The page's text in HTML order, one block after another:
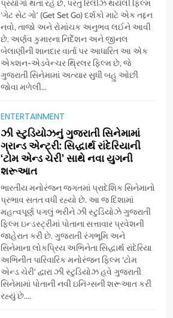
પ્રયોગો થતા રહે છે, પરંતુ રિલીઝ થયેલી ફિલ્મ
‘ગેટ સેટ ગો’ (Get Set Go) દર્શકો માટે એક તદ્દન
નવો, તાજો અને રોમાંચક અનુભવ લઈને આવી
છે. અર્ણવ કુમારના નિર્દેશન અને જીનલ
બેલાણીની શાનદાર વાર્તા પર આધારિત આ એક
એક્શન-એડવેન્ચર થ્રિલર ફિલ્મ છે, જે
ગુજરાતી સિનેમામાં અત્યાર સુધી બહુ ઓછી
જોવા મળેલી...
ENTERTAINMENT
ઝી સ્ટુડિયોઝનું ગુજરાતી સિનેમામાં
ગ્રાન્ડ એન્ટ્રી: સિદ્ધાર્થ રાંદેરિયાની
‘ટોમ એન્ડ ચેરી’ સાથે નવા યુગની
શરૂઆત
ભારતીય મનોરંજન જગતમાં પ્રાદેશિક સિનેમાનો
પ્રભાવ સતત વધી રહ્યો છે. આ જ દિશામાં
મહત્વપૂર્ણ પગલું ભરીને ઝી સ્ટુડિયોઝે ગુજરાતી
ફિલ્મ ઇન્ડસ્ટ્રીમાં પોતાના સત્તાવાર પ્રવેશની
જાહેરાત કરી છે. ગુજરાતી રંગભૂમિ અને
સિનેમાના લોકપ્રિય અભિનેતા સિદ્ધાર્થ રાંદેરિયા
અભિનીત પારિવારિક મનોરંજન ફિલ્મ ‘ટોમ
એન્ડ ચેરી’ દ્વારા ઝી સ્ટુડિયોઝ હવે ગુજરાતી
સિનેમામાં પોતાની નવી ઇનિંગ્સની શરૂઆત કરી
રહ્યું છે....
ડો. મિતાલી નાગ (આર્ક ઇવેન્ટ્સ)
દ્વારા કિશોર કુમારની જન્મજયંતિ
નિમિત્તે સંગીતમય શ્રદ્ધાંજલિ
AHMEDABAD
177 દેશો અને 52 લાખ દર્શકો:
ગુજરાતી OTT પ્લેટફોર્મ ‘જોજો’
(JOJO) નો વિશ્વભરમાં દબદબો
BUSINESS
અમદાવાદમાં યોજાયેલા ‘ઓકલ્ટ